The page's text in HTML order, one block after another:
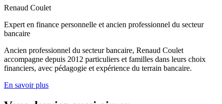
Renaud Coulet
Expert en finance personnelle et ancien professionnel du secteur
bancaire
Ancien professionnel du secteur bancaire, Renaud Coulet
accompagne depuis 2012 particuliers et familles dans leurs choix
financiers, avec pédagogie et expérience du terrain bancaire.
En savoir plus